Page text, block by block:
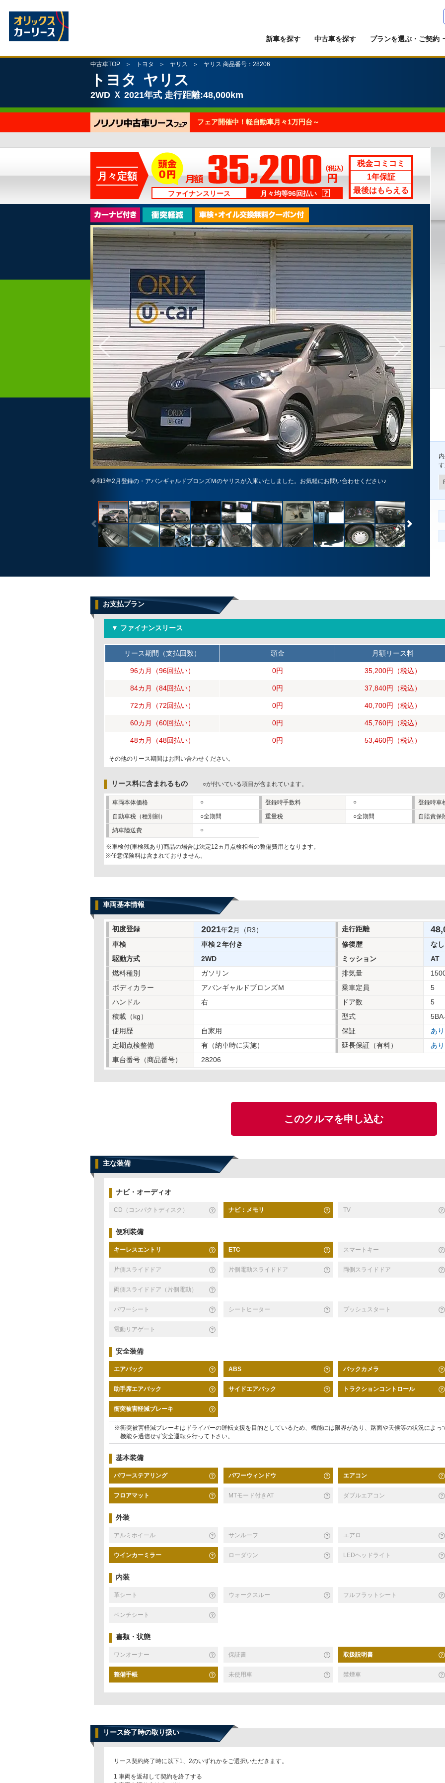
新車を探す 中古車を探す プランを選ぶ・ご契約
中古車TOP トヨタ ヤリス ヤリス 商品番号：28206
トヨタ ヤリス
2WD Ｘ 2021年式 走行距離:48,000km
フェア開催中！軽自動車月々1万円台～
月々定額
ファイナンスリース 月々均等96回払い
税金コミコミ
1年保証
最後はもらえる
令和3年2月登録の・アバンギャルドブロンズＭのヤリスが入庫いたしました。お気軽にお問い合わせください♪
お支払プラン
▼ ファイナンスリース
リース期間（支払回数） 頭金 月額リース料
96カ月（96回払い） 0円 35,200円 （税込）
84カ月（84回払い） 0円 37,840円 （税込）
72カ月（72回払い） 0円 40,700円 （税込）
60カ月（60回払い） 0円 45,760円 （税込）
48カ月（48回払い） 0円 53,460円 （税込）
その他のリース期間はお問い合わせください。
リース料に含まれるもの ○が付いている項目が含まれています。
車両本体価格 ○ 登録時手数料 ○ 登録時車
自動車税（種別割） ○全期間 重量税 ○全期間 自賠責保
納車陸送費
○
※車検付(車検残あり)商品の場合は法定12ヵ月点検相当の整備費用となります。
※任意保険料は含まれておりません。
車両基本情報
初度登録 2021年2月（R3） 走行距離
車検
車検２年付き 修復歴
なし
駆動方式
2WD ミッション
AT
燃料種別
ガソリン 排気量
ボディカラー
アバンギャルドブロンズＭ 乗車定員
5
ハンドル
右 ドア数
5
積載（kg）
型式
使用歴
自家用 保証
あり
定期点検整備
有（納車時に実施） 延長保証（有料）
あり
車台番号（商品番号）
28206
このクルマを申し込む
主な装備
ナビ・オーディオ
CD（コンパクトディスク） ナビ：メモリ TV
便利装備
キーレスエントリ ETC スマートキー
片側スライドドア 片側電動スライドドア 両側スライドドア
両側スライドドア（片側電動）
パワーシート シートヒーター プッシュスタート
電動リアゲート
安全装備
エアバック ABS バックカメラ
助手席エアバック サイドエアバック トラクションコントロール
衝突被害軽減ブレーキ
※衝突被害軽減ブレーキはドライバーの運転支援を目的としているため、機能には限界があり、路面や天候等の状況によっ
機能を過信せず安全運転を行って下さい。
基本装備
パワーステアリング パワーウィンドウ エアコン
フロアマット MTモード付きAT ダブルエアコン
外装
アルミホイール サンルーフ エアロ
ウインカーミラー ローダウン LEDヘッドライト
内装
革シート ウォークスルー フルフラットシート
ベンチシート
書類・状態
ワンオーナー 保証書 取扱説明書
整備手帳 未使用車 禁煙車
リース終了時の取り扱い
リース契約終了時に以下1、2のいずれかをご選択いただきます。
1 車両を返却して契約を終了する